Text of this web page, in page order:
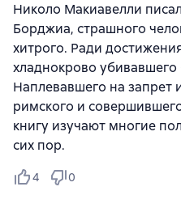
Николо Макиавелли
Борджиа, страшного
хитрого. Ради
хладнокрово убивавшего
Наплевавшего на запрет
римского и
книгу изучают многие
сих пор.
4 0